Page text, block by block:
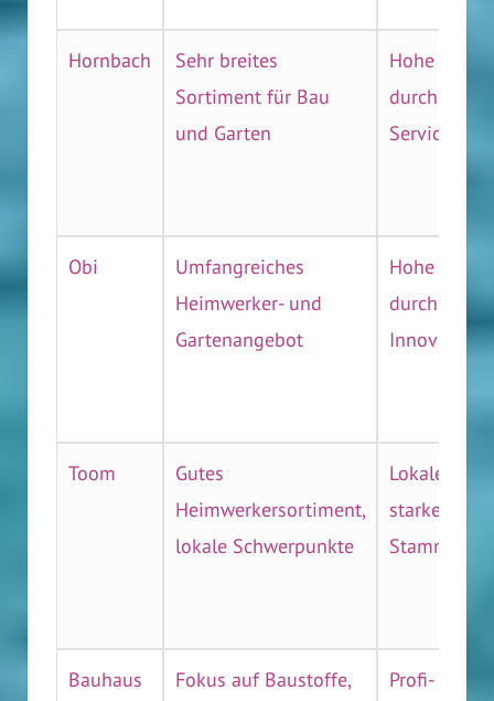
Hornbach
Sehr breites
Sortiment für Bau
und Garten
Hohe
durch
Service
Obi
Umfangreiches
Heimwerker- und
Gartenangebot
Hohe
durch
Innovation
Toom
Gutes
Heimwerkersortiment,
lokale Schwerpunkte
Lokale
starker
Bauhaus
Fokus auf Baustoffe,
Profi- und